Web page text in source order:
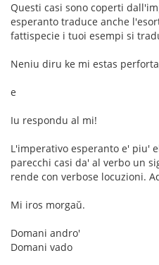
Questi casi sono coperti
esperanto traduce anche
fattispecie i tuoi esempi si
Neniu diru ke mi estas
e
Iu respondu al mi!
L'imperativo esperanto e' piu'
parecchi casi da' al verbo un
rende con verbose locuzioni.
Mi iros morgaŭ.
Domani andro'
Domani vado